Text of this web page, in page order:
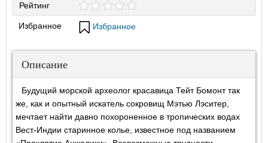
Рейтинг
Избранное Избранное
Описание
Будущий морской археолог красавица Тейт Бомонт так
же, как и опытный искатель сокровищ Мэтью Лэситер,
мечтает найти давно похороненное в тропических водах
Вест-Индии старинное колье, известное под названием